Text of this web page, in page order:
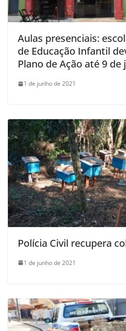
Aulas presenciais:
de Educação Infantil
Plano de Ação até 9 de
1 de junho de 2021
Polícia Civil recupera
1 de junho de 2021